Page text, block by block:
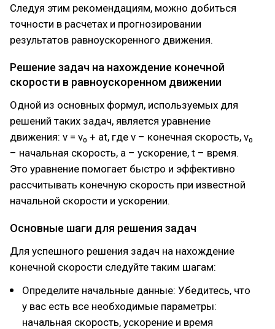
Следуя этим рекомендациям, можно добиться
точности в расчетах и прогнозировании
результатов равноускоренного движения.
Решение задач на нахождение конечной
скорости в равноускоренном движении
Одной из основных формул, используемых для
решений таких задач, является уравнение
движения: v = v₀ + at, где v – конечная скорость, v₀
– начальная скорость, a – ускорение, t – время.
Это уравнение помогает быстро и эффективно
рассчитывать конечную скорость при известной
начальной скорости и ускорении.
Основные шаги для решения задач
Для успешного решения задач на нахождение
конечной скорости следуйте таким шагам:
Определите начальные данные: Убедитесь, что
у вас есть все необходимые параметры:
начальная скорость, ускорение и время